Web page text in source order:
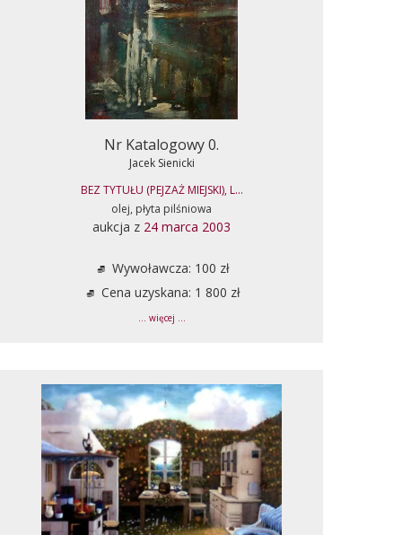
Nr Katalogowy 0.
Jacek Sienicki
BEZ TYTUŁU (PEJZAŻ MIEJSKI), L...
olej, płyta pilśniowa
aukcja z 24 marca 2003
Wywoławcza: 100 zł
Cena uzyskana: 1 800 zł
... więcej ...